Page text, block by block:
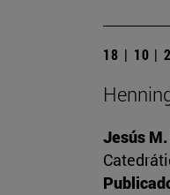
18 | 10 |
Jesús